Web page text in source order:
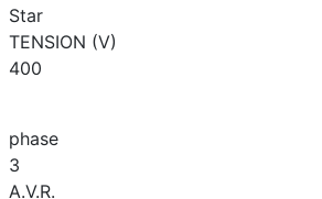
Star
TENSION (V)
400
phase
3
A.V.R.